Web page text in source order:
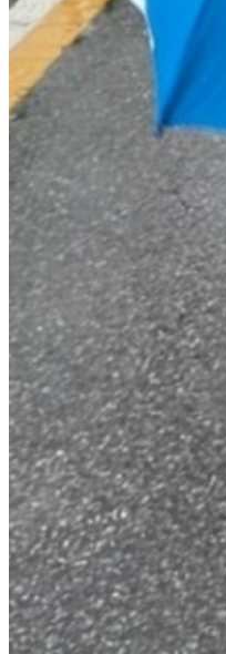
지
구
입
발
기
부
전
치
료
약
임
심
절
코
리
아
e
뉴
스
신
규
노
제
휴
사
이
트